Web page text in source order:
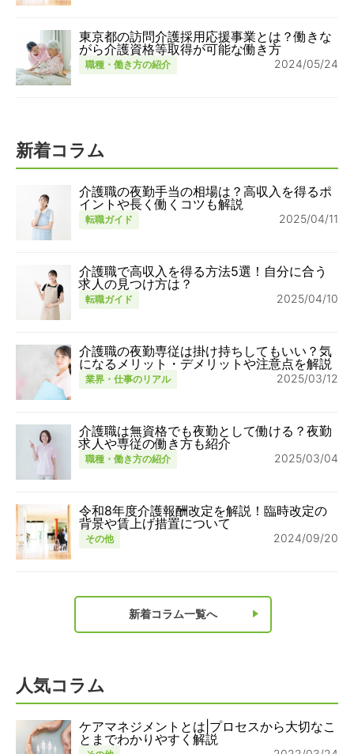
東京都の訪問介護採用応援事業とは？働きな
がら介護資格等取得が可能な働き方
職種・働き方の紹介 2024/05/24
新着コラム
介護職の夜勤手当の相場は？高収入を得るポ
イントや長く働くコツも解説
転職ガイド 2025/04/11
介護職で高収入を得る方法5選！自分に合う
求人の見つけ方は？
転職ガイド 2025/04/10
介護職の夜勤専従は掛け持ちしてもいい？気
になるメリット・デメリットや注意点を解説
業界・仕事のリアル 2025/03/12
介護職は無資格でも夜勤として働ける？夜勤
求人や専従の働き方も紹介
職種・働き方の紹介 2025/03/04
令和8年度介護報酬改定を解説！臨時改定の
背景や賃上げ措置について
その他 2024/09/20
新着コラム一覧へ
人気コラム
ケアマネジメントとは|プロセスから大切なこ
とまでわかりやすく解説